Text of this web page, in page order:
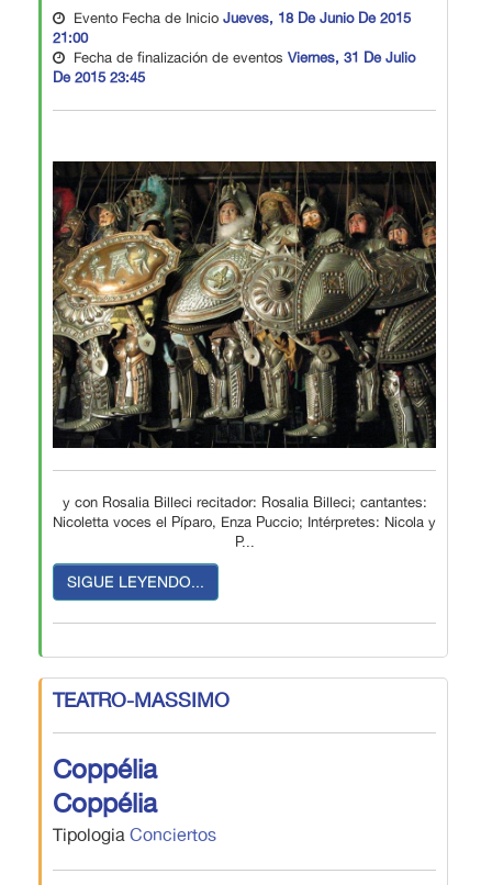
Evento Fecha de Inicio Jueves, 18 De Junio De 2015
21:00
Fecha de finalización de eventos Viernes, 31 De Julio
De 2015 23:45
y con Rosalia Billeci recitador: Rosalia Billeci; cantantes:
Nicoletta voces el Píparo, Enza Puccio; Intérpretes: Nicola y
P...
SIGUE LEYENDO...
TEATRO-MASSIMO
Coppélia
Coppélia
Tipologia Conciertos